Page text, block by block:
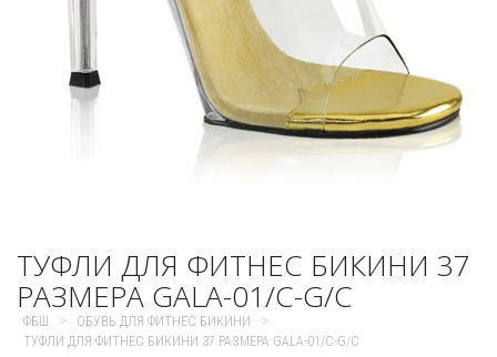
ТУФЛИ ДЛЯ ФИТНЕС БИКИНИ 37
РАЗМЕРА GALA-01/C-G/C
ФБШ > ОБУВЬ ДЛЯ ФИТНЕС БИКИНИ >
ТУФЛИ ДЛЯ ФИТНЕС БИКИНИ 37 РАЗМЕРА GALA-01/C-G/C